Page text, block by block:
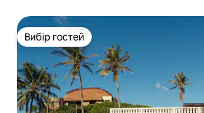
Вибір гостей
Вибір гостей